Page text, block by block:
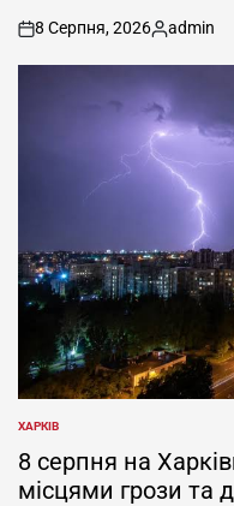
on
8 Серпня, 2026 admin
ОПУБЛІКУВАТИ
У
ХАРКІВ
8 серпня на
місцями грози та